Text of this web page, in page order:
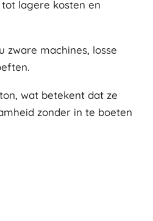
lagere kosten en
zware machines, losse
wat betekent dat ze
zonder in te boeten